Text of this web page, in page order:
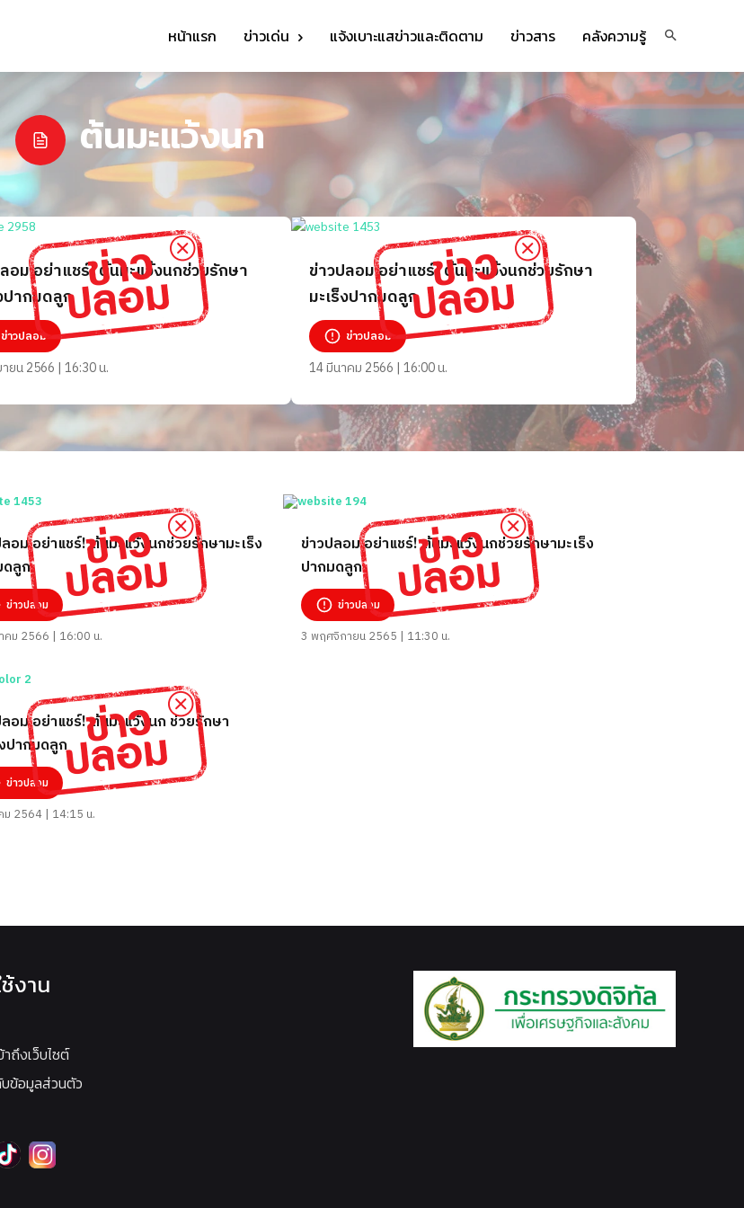
หน้าแรก ข่าวเด่น แจ้งเบาะแสข่าวและติดตาม ข่าวสาร คลังความรู้
ต้นมะแว้งนก
อม อย่าแชร์! ต้นมะแว้งนกช่วยรักษา
ปากมดลูก
ข่าวปลอม
ยน 2566 | 16:30 น.
ข่าวปลอม อย่าแชร์! ต้นมะแว้งนกช่วยรักษา
มะเร็งปากมดลูก
ข่าวปลอม
14 มีนาคม 2566 | 16:00 น.
อม อย่าแชร์! ต้นมะแว้งนกช่วยรักษามะเร็ง
ลูก
ข่าวปลอม
คม 2566 | 16:00 น.
ข่าวปลอม อย่าแชร์! ต้นมะแว้งนกช่วยรักษามะเร็ง
ปากมดลูก
ข่าวปลอม
3 พฤศจิกายน 2565 | 11:30 น.
อม อย่าแชร์! ต้นมะแว้งนก ช่วยรักษา
ปากมดลูก
ข่าวปลอม
ม 2564 | 14:15 น.
งาน
ถึงเว็บไซต์
ข้อมูลส่วนตัว